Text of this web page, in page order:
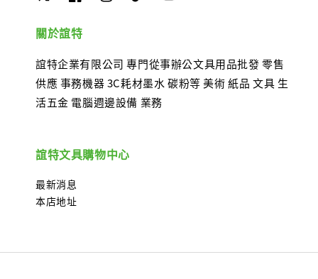
關於誼特
誼特企業有限公司 專門從事辦公文具用品批發 零售
供應 事務機器 3C耗材墨水 碳粉等 美術 紙品 文具 生
活五金 電腦週邊設備 業務
誼特文具購物中心
最新消息
本店地址